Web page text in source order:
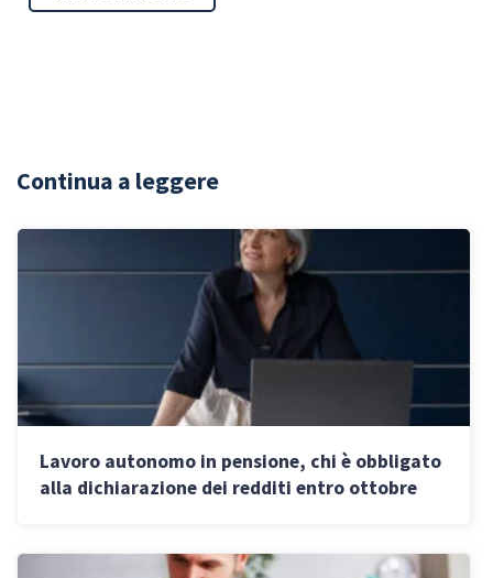
Continua a leggere
Lavoro autonomo in pensione, chi è obbligato
alla dichiarazione dei redditi entro ottobre